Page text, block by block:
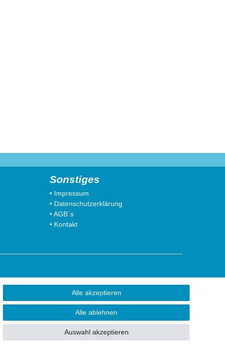
Sonstiges
• Impressum
• Datenschutzerklärung
• AGB`s
• Kontakt
41849 Wassenberg
41844 Wegberg
41836 Hückelhoven
53902 Eschweiler
Alle akzeptieren
Alle ablehnen
Auswahl akzeptieren